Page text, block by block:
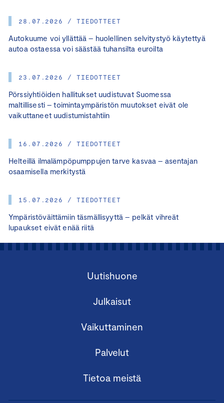
28.07.2026 / TIEDOTTEET
Autokuume voi yllättää – huolellinen selvitystyö käytettyä
autoa ostaessa voi säästää tuhansilta euroilta
23.07.2026 / TIEDOTTEET
Pörssiyhtiöiden hallitukset uudistuvat Suomessa
maltillisesti – toimintaympäristön muutokset eivät ole
vaikuttaneet uudistumistahtiin
16.07.2026 / TIEDOTTEET
Helteillä ilmalämpöpumppujen tarve kasvaa – asentajan
osaamisella merkitystä
15.07.2026 / TIEDOTTEET
Ympäristöväittämiin täsmällisyyttä – pelkät vihreät
lupaukset eivät enää riitä
Uutishuone
Julkaisut
Vaikuttaminen
Palvelut
Tietoa meistä